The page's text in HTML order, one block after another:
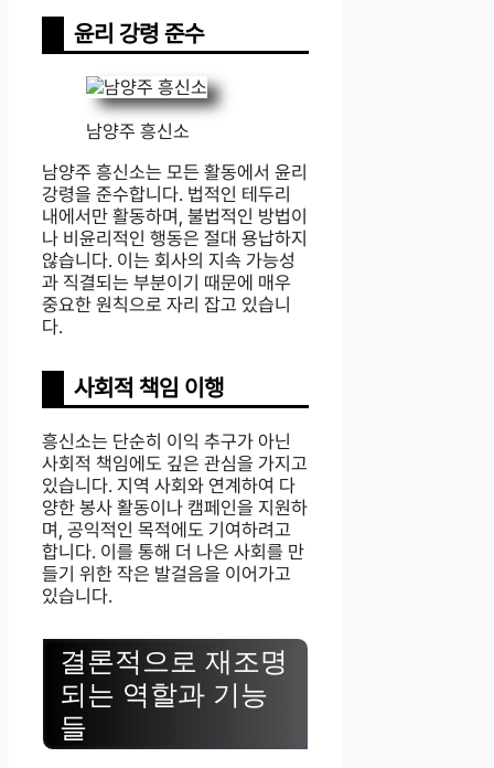
윤리 강령 준수
남양주 흥신소
남양주 흥신소는 모든 활동에서 윤리
강령을 준수합니다. 법적인 테두리
내에서만 활동하며, 불법적인 방법이
나 비윤리적인 행동은 절대 용납하지
않습니다. 이는 회사의 지속 가능성
과 직결되는 부분이기 때문에 매우
중요한 원칙으로 자리 잡고 있습니
다.
사회적 책임 이행
흥신소는 단순히 이익 추구가 아닌
사회적 책임에도 깊은 관심을 가지고
있습니다. 지역 사회와 연계하여 다
양한 봉사 활동이나 캠페인을 지원하
며, 공익적인 목적에도 기여하려고
합니다. 이를 통해 더 나은 사회를 만
들기 위한 작은 발걸음을 이어가고
있습니다.
결론적으로 재조명
되는 역할과 기능
들